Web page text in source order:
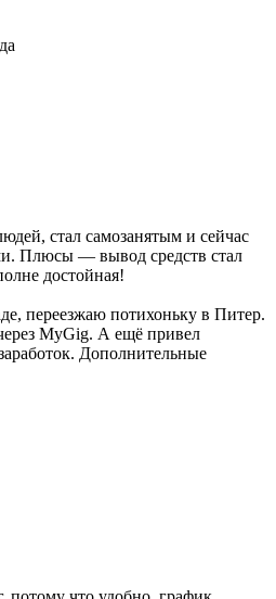
стал самозанятым и сейчас
Плюсы — вывод средств стал
достойная!
переезжаю потихоньку в Питер.
MyGig. А ещё привел
Дополнительные